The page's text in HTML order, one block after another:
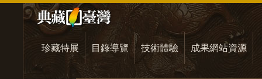
珍藏特展 目錄導覽 技術體驗 成果網站資源